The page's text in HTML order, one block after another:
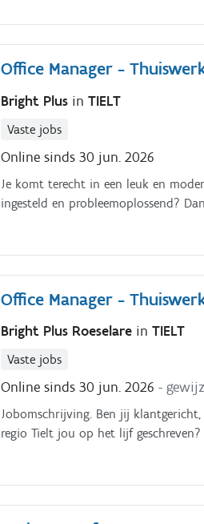
Office Manager -
Bright Plus inTIELT
Vaste jobs
Online sinds 30 jun. 2026
Je komt terecht in een leuk en
ingesteld en probleemoplossend?
Office Manager -
Bright Plus Roeselare inTIELT
Vaste jobs
Online sinds 30 jun. 2026 -
Jobomschrijving. Ben jij
regio Tielt jou op het lijf